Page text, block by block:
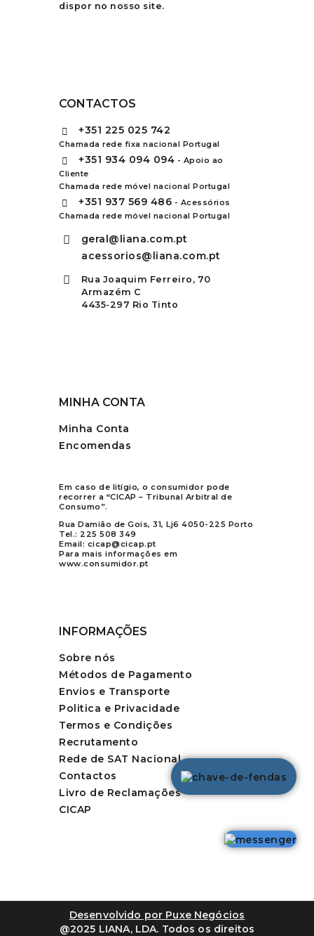
dispor no nosso site.
CONTACTOS
+351 225 025 742
Chamada rede fixa nacional Portugal
+351 934 094 094 - Apoio ao
Cliente
Chamada rede móvel nacional Portugal
+351 937 569 486 - Acessórios
Chamada rede móvel nacional Portugal
geral@liana.com.pt
acessorios@liana.com.pt
Rua Joaquim Ferreiro, 70
Armazém C
4435-297 Rio Tinto
MINHA CONTA
Minha Conta
Encomendas
Em caso de litígio, o consumidor pode
recorrer a “CICAP – Tribunal Arbitral de
Consumo”.
Rua Damião de Gois, 31, Lj6 4050-225 Porto
Tel.: 225 508 349
Email: cicap@cicap.pt
Para mais informações em
www.consumidor.pt
INFORMAÇÕES
Sobre nós
Métodos de Pagamento
Envios e Transporte
Politica e Privacidade
Termos e Condições
Recrutamento
Rede de SAT Nacional
Contactos
Livro de Reclamações
CICAP
Desenvolvido por Puxe Negócios
@2025 LIANA, LDA. Todos os direitos